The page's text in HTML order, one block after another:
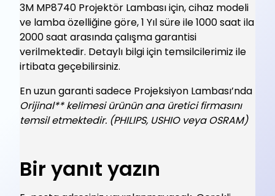
3M MP8740 Projektör Lambası için, cihaz modeli
ve lamba özelliğine göre, 1 Yıl süre ile 1000 saat ila
2000 saat arasında çalışma garantisi
verilmektedir. Detaylı bilgi için temsilcilerimiz ile
irtibata geçebilirsiniz.
En uzun garanti sadece Projeksiyon Lambası’nda
Orijinal** kelimesi ürünün ana üretici firmasını
temsil etmektedir. (PHILIPS, USHIO veya OSRAM)
Bir yanıt yazın